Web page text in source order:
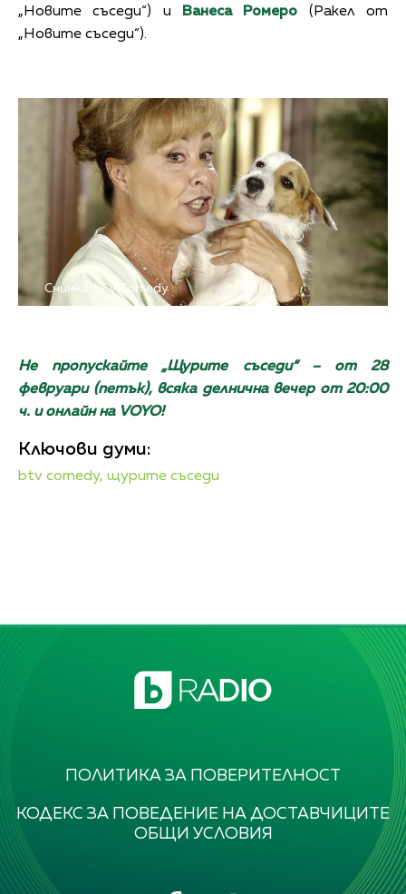
„Новите съседи“) и
Ванеса Ромеро (Ракел от
„Новите съседи“).
Снимка: bTV Comedy
Не пропускайте „Щурите съседи“ – от 28
февруари (петък), всяка делнична вечер от 20:00
ч. и онлайн на VOYO!
Ключови думи:
btv comedy, щурите съседи
ПОЛИТИКА ЗА ПОВЕРИТЕЛНОСТ
КОДЕКС ЗА ПОВЕДЕНИЕ НА ДОСТАВЧИЦИТЕ
ОБЩИ УСЛОВИЯ